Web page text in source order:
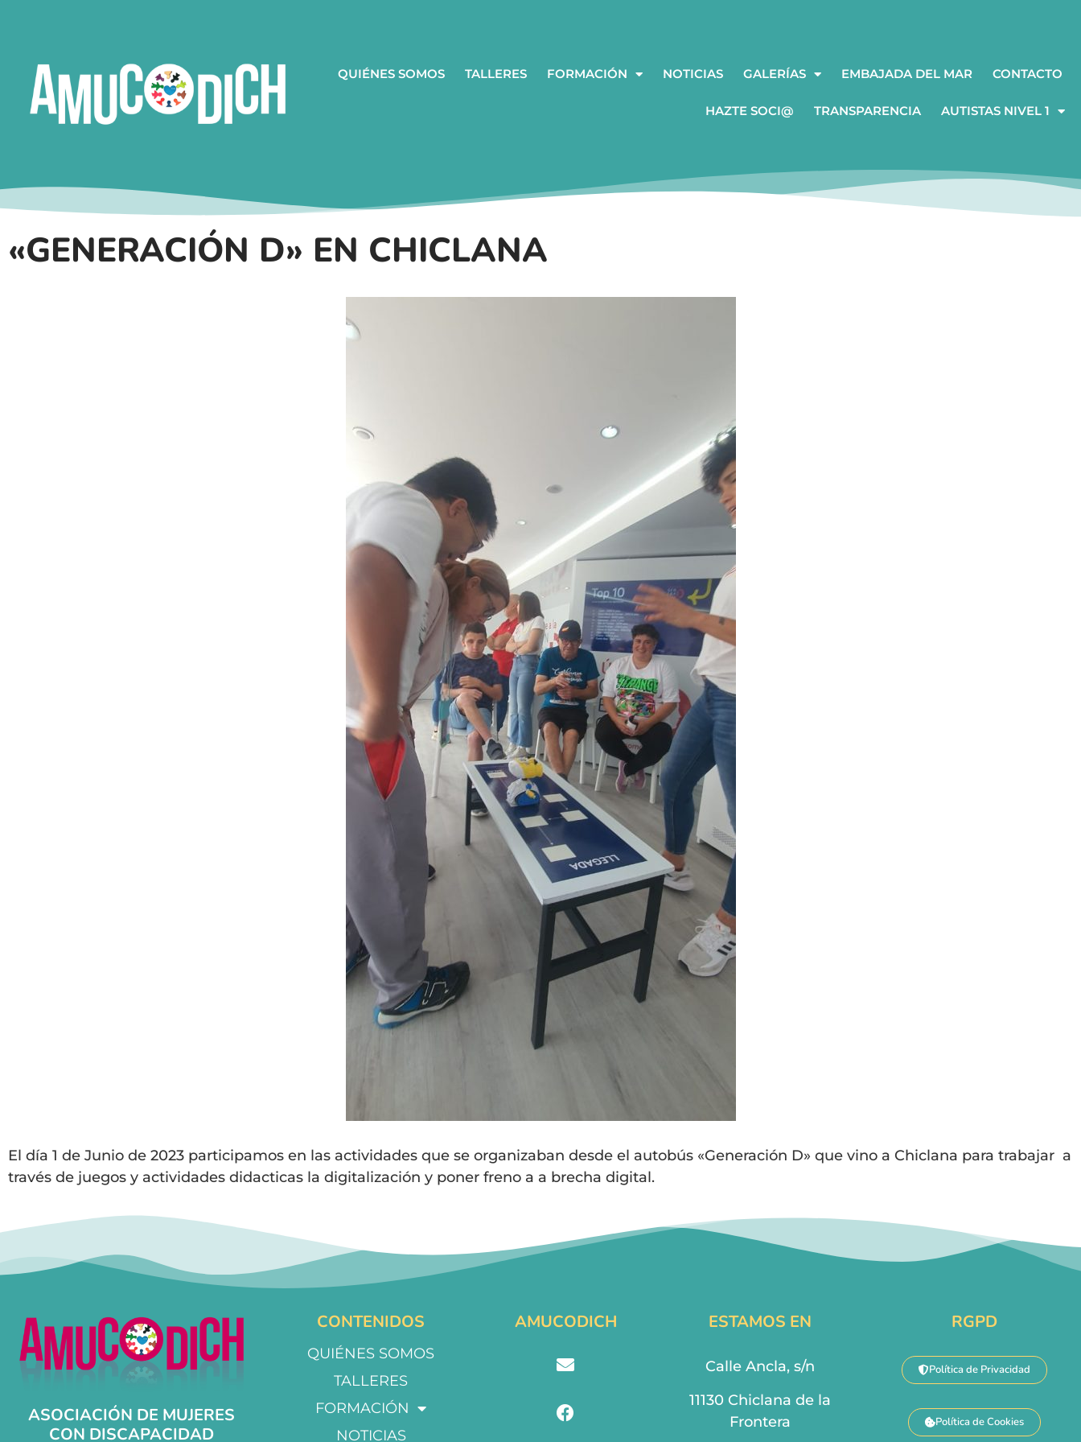
QUIÉNES SOMOS TALLERES FORMACIÓN NOTICIAS GALERÍAS EMBAJADA DEL MAR CONTACTO
HAZTE SOCI@ TRANSPARENCIA AUTISTAS NIVEL 1
«GENERACIÓN D» EN CHICLANA
El día 1 de Junio de 2023 participamos en las actividades que se organizaban desde el autobús «Generación D» que vino a Chiclana para trabajar a
través de juegos y actividades didacticas la digitalización y poner freno a a brecha digital.
ASOCIACIÓN DE MUJERES
CON DISCAPACIDAD
CONTENIDOS
QUIÉNES SOMOS
TALLERES
FORMACIÓN
NOTICIAS
AMUCODICH ESTAMOS EN
Calle Ancla, s/n
11130 Chiclana de la
Frontera
RGPD
Política de Privacidad
Política de Cookies